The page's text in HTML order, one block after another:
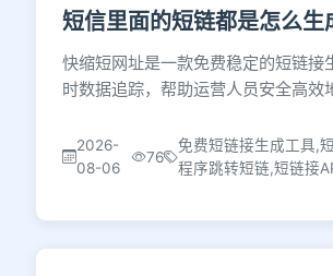
短信里面的短链都是怎么生
快缩短网址是一款免费稳定的短链
时数据追踪，帮助运营人员安全高效
2026-
08-06
76
免费短链接生成工具,
程序跳转短链,短链接